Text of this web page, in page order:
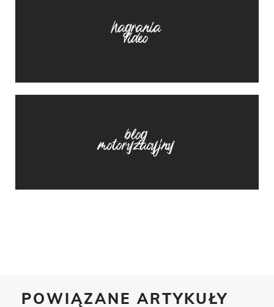
POWIĄZANE ARTYKUŁY